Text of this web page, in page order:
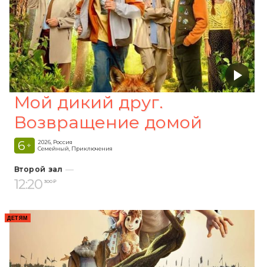
Мой дикий друг.
Возвращение домой
6 +
2026, Россия
Семейный, Приключения
Второй зал
12:20 300 ₽
ДЕТЯМ